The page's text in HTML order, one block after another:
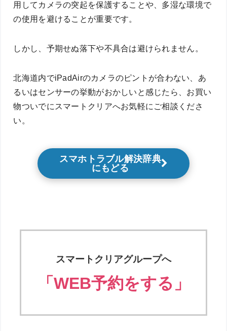
用してカメラの突起を保護することや、多湿な環境で
の使用を避けることが重要です。
しかし、予期せぬ落下や不具合は避けられません。
北海道内でiPadAirのカメラのピントが合わない、あ
るいはセンサーの挙動がおかしいと感じたら、お買い
物ついでにスマートクリアへお気軽にご相談くださ
い。
スマホトラブル解決辞典
にもどる
スマートクリアグループへ
「WEB予約をする」